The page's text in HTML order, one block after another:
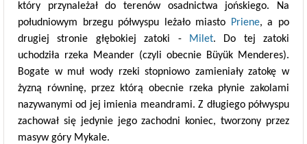
który przynależał do terenów osadnictwa jońskiego. Na
południowym brzegu półwyspu leżało miasto
Priene, a po
drugiej stronie głębokiej zatoki -
Milet. Do tej zatoki
uchodziła rzeka Meander (czyli obecnie Büyük Menderes).
Bogate w muł wody rzeki stopniowo zamieniały zatokę w
żyzną równinę, przez którą obecnie rzeka płynie zakolami
nazywanymi od jej imienia meandrami. Z długiego półwyspu
zachował się jedynie jego zachodni koniec, tworzony przez
masyw góry Mykale.